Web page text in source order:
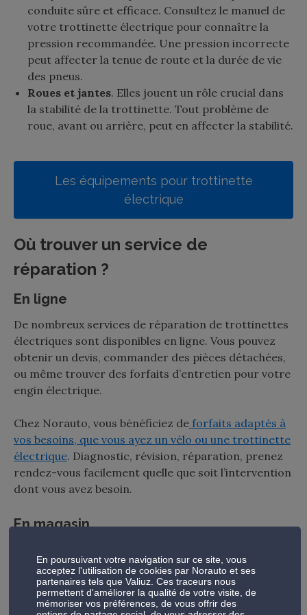
conduite sûre et efficace. Consultez le manuel de
votre trottinette électrique pour connaître la
pression recommandée. Une pression incorrecte
peut affecter la tenue de route et la durée de vie
des pneus.
Roues et jantes. Elles jouent un rôle crucial dans
la stabilité de la trottinette. Tout problème de
roue, avant ou arrière, peut en affecter la stabilité.
Les équipements pour trottinette
électrique
Où trouver un service de
réparation ?
En ligne
De nombreux services de réparation de trottinettes
électriques sont disponibles en ligne. Vous pouvez
obtenir un devis, commander des pièces détachées,
ou même trouver des forfaits d’entretien pour votre
engin électrique.
Chez Norauto, vous bénéficiez de forfaits adaptés à
vos besoins, que vous ayez un vélo ou une trottinette
électrique. Diagnostic, révision, réparation, prenez
rendez-vous facilement quelle que soit l’intervention
dont vous avez besoin.
En magasin
trottinettes électriques, que ce soit à Lyon, Paris ou
ailleurs en France. Nos techniciens veillent à
l’entretien et à toutes les réparations. Vous pouvez
En poursuivant votre navigation sur ce site, vous
acceptez l'utilisation de cookies par Norauto et ses
partenaires tels que Valiuz. Ces traceurs nous
permettent d'améliorer la qualité de votre visite, de
mémoriser vos préférences, de vous offrir des